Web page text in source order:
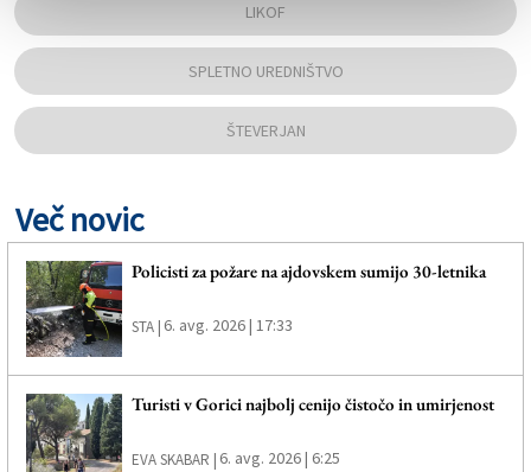
LIKOF
SPLETNO UREDNIŠTVO
ŠTEVERJAN
Več novic
Policisti za požare na ajdovskem sumijo 30-letnika
STA | 6. avg. 2026 | 17:33
Turisti v Gorici najbolj cenijo čistočo in umirjenost
EVA SKABAR | 6. avg. 2026 | 6:25